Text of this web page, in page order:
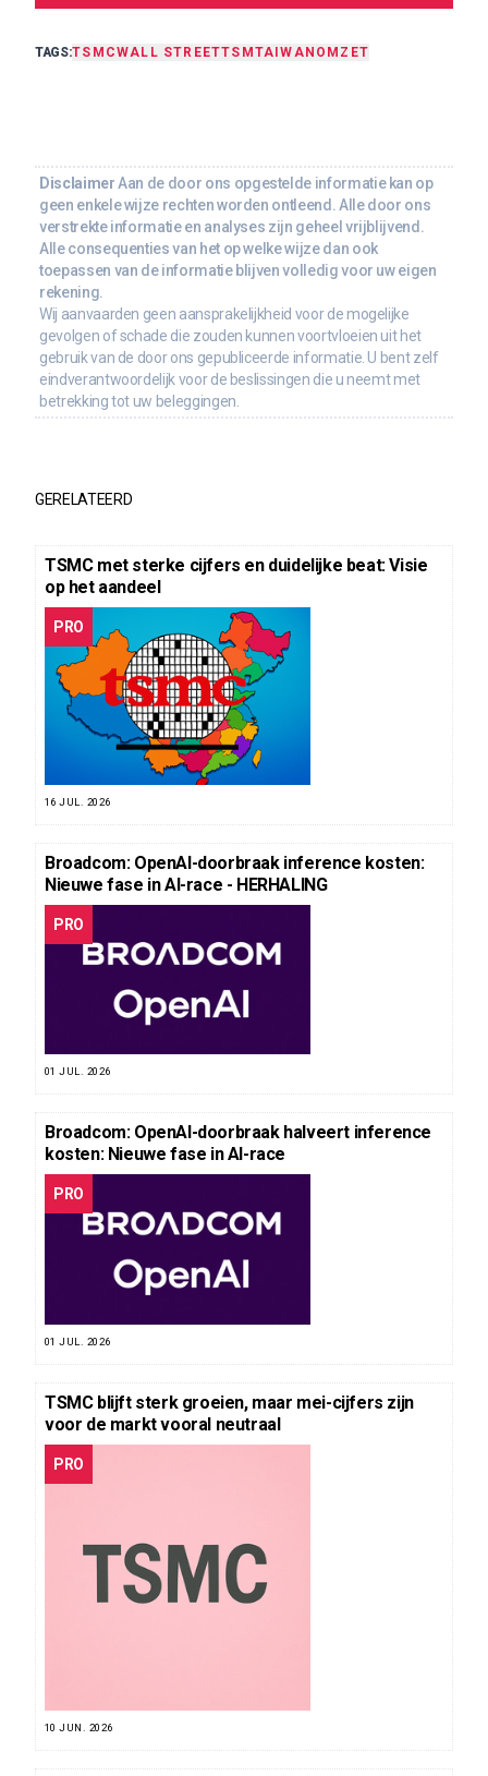
TAGS:TSMCWALL STREETTSM TAIWAN OMZET
Disclaimer Aan de door ons opgestelde informatie kan op
geen enkele wijze rechten worden ontleend. Alle door ons
verstrekte informatie en analyses zijn geheel vrijblijvend.
Alle consequenties van het op welke wijze dan ook
toepassen van de informatie blijven volledig voor uw eigen
rekening.
Wij aanvaarden geen aansprakelijkheid voor de mogelijke
gevolgen of schade die zouden kunnen voortvloeien uit het
gebruik van de door ons gepubliceerde informatie. U bent zelf
eindverantwoordelijk voor de beslissingen die u neemt met
betrekking tot uw beleggingen.
GERELATEERD
TSMC met sterke cijfers en duidelijke beat: Visie
op het aandeel
PRO
16 JUL. 2026
Broadcom: OpenAI-doorbraak inference kosten:
Nieuwe fase in AI-race - HERHALING
PRO
01 JUL. 2026
Broadcom: OpenAI-doorbraak halveert inference
kosten: Nieuwe fase in AI-race
PRO
01 JUL. 2026
TSMC blijft sterk groeien, maar mei-cijfers zijn
voor de markt vooral neutraal
PRO
10 JUN. 2026